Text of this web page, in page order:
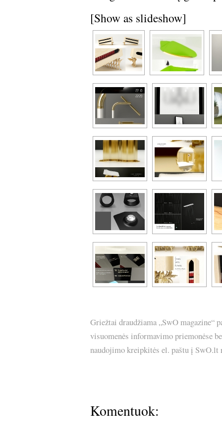
[Show as slideshow]
Griežtai draudžiama „SwO magazine“
visuomenės informavimo priemonėse
naudojimo kreipkitės el. paštu į
Komentuok: